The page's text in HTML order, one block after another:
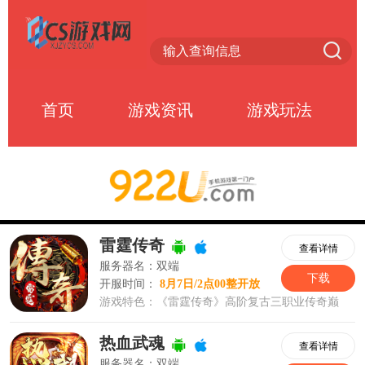
首页 游戏资讯 游戏玩法